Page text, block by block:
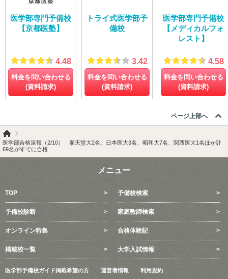
医学部専門予備校
【京都医塾】
4.48
料金を問い合わせる
(資料請求)
トライ式医学部予
備校
3.42
料金を問い合わせる
(資料請求)
医学部専門予備校
【メディカルフォ
レスト】
4.58
料金を問い合わせる
(資料請求)
ページ上部へ
医学部合格速報（2/10） 順天堂大2名、日本医大3名、昭和大7名、関西医大1名ほか計
69名がすでに合格
メニュー
TOP 予備校検索
予備校診断 家庭教師検索
オンライン特集 合格体験記
掲載校一覧 大学入試情報
医学部予備校ガイド掲載希望の方 運営者情報 利用規約